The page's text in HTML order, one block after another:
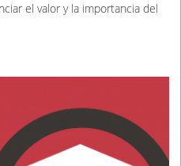
el valor y la importancia del